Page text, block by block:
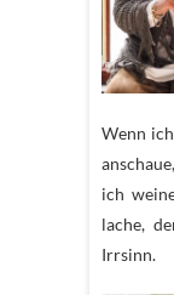
Wenn
ich
lache,
Irrsinn.